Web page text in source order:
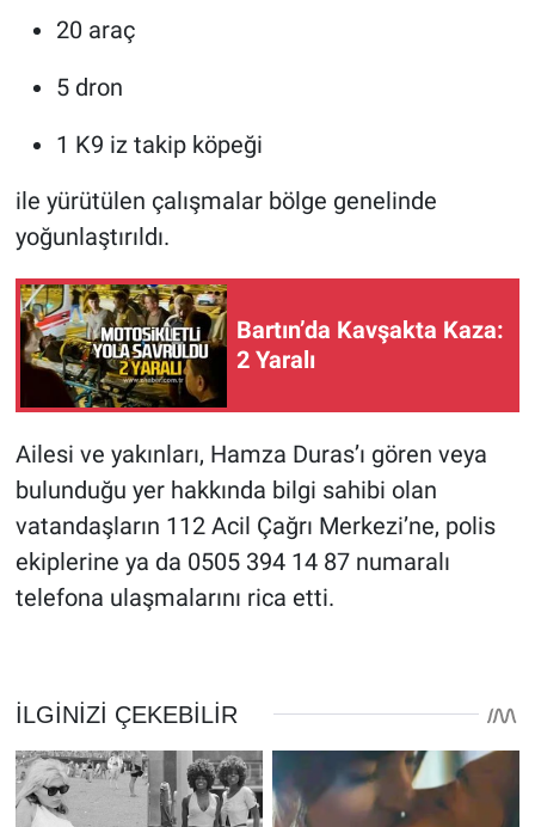
20 araç
5 dron
1 K9 iz takip köpeği
ile yürütülen çalışmalar bölge genelinde
yoğunlaştırıldı.
Bartın’da Kavşakta Kaza:
2 Yaralı
Ailesi ve yakınları, Hamza Duras’ı gören veya
bulunduğu yer hakkında bilgi sahibi olan
vatandaşların 112 Acil Çağrı Merkezi’ne, polis
ekiplerine ya da 0505 394 14 87 numaralı
telefona ulaşmalarını rica etti.